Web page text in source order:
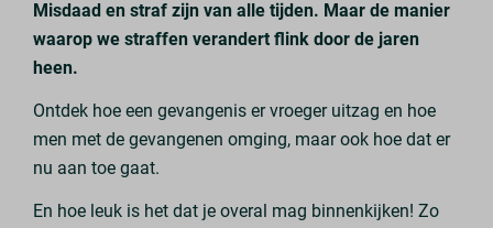
Misdaad en straf zijn van alle tijden. Maar de manier
waarop we straffen verandert flink door de jaren
heen.
Ontdek hoe een gevangenis er vroeger uitzag en hoe
men met de gevangenen omging, maar ook hoe dat er
nu aan toe gaat.
En hoe leuk is het dat je overal mag binnenkijken! Zo